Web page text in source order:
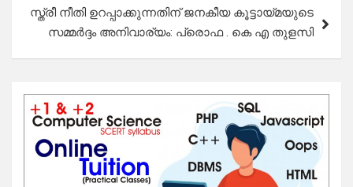
സ്ത്രീ നീതി ഉറപ്പാക്കുന്നതിന് ജനകീയ കൂട്ടായ്മയുടെ
സമ്മർദ്ദം അനിവാര്യം: പ്രൊഫ . കെ എ തുളസി